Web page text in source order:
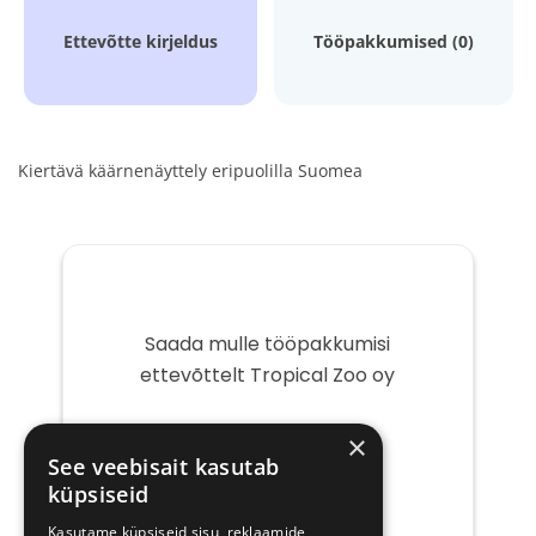
Ettevõtte kirjeldus Tööpakkumised (0)
Kiertävä käärnenäyttely eripuolilla Suomea
Saada mulle tööpakkumisi
ettevõttelt Tropical Zoo oy
post
×
See veebisait kasutab
küpsiseid
Kasutame küpsiseid sisu, reklaamide